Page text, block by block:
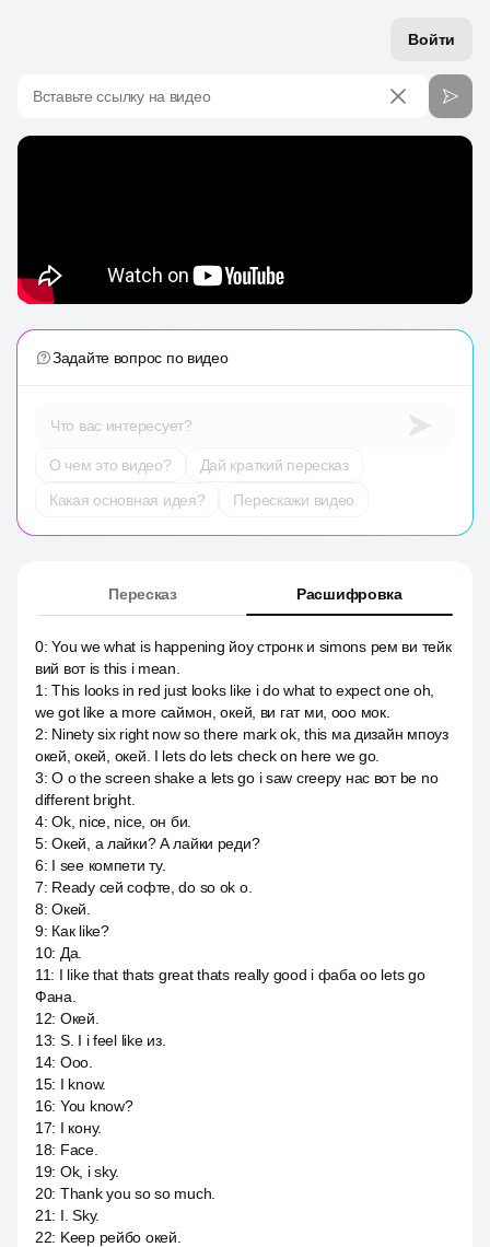
Войти
Вставьте ссылку на видео
Задайте вопрос по видео
Что вас интересует?
О чем это видео?
Дай краткий пересказ
Какая основная идея?
Перескажи видео
Пересказ Расшифровка
0:You we what is happening йоу стронк и simons рем ви тейк
вий вот is this i mean.
1 :This looks in red just looks like i do what to expect one oh,
we got like a more саймон, окей, ви гат ми, ооо мок.
2: Ninety six right now so there mark ok, this ма дизайн мпоуз
окей, окей, окей. I lets do lets check on here we go.
3:O o the screen shake a lets go i saw creepy нас вот be no
different bright.
4:Ok, nice, nice, он би.
5:Окей, а лайки? А лайки реди?
6: I see компети ту.
7: Ready сей софте, do so ok o.
8:Окей.
9: Как like?
10: Да.
11: I like that thats great thats really good i фаба оо lets go
Фана.
12: Окей.
13: S. I i feel like из.
14: Ооо.
15: I know.
16: You know?
17: I кону.
18: Face.
19: Ok, i sky.
20: Thank you so so much.
21: I. Sky.
22: Keep рейбо окей.